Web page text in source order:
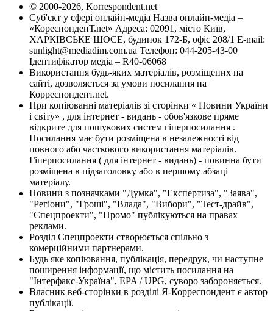
© 2000-2026, Korrespondent.net
Суб'єкт у сфері онлайн-медіа Назва онлайн-медіа –
«КореспонденТ.net» Адреса: 02091, місто Київ,
ХАРКІВСЬКЕ ШОСЕ, будинок 172-Б, офіс 208/1 E-mail:
sunlight@mediadim.com.ua Телефон: 044-205-43-00
Ідентифікатор медіа – R40-06068
Використання будь-яких матеріалів, розміщених на
сайті, дозволяється за умови посилання на
Корреспондент.net.
При копіюванні матеріалів зі сторінки « Новини України
і світу» , для інтернет - видань - обов'язкове пряме
відкрите для пошукових систем гіперпосилання .
Посилання має бути розміщена в незалежності від
повного або часткового використання матеріалів.
Гіперпосилання ( для інтернет - видань) - повинна бути
розміщена в підзаголовку або в першому абзаці
матеріалу.
Новини з позначками "Думка", "Експертиза", "Заява",
"Регіони", "Гроші", "Влада", "Вибори", "Тест-драйв",
"Спецпроекти", "Промо" публікуються на правах
реклами.
Розділ Спецпроекти створюється спільно з
комерційними партнерами.
Будь яке копіювання, публікація, передрук, чи наступне
поширення інформації, що містить посилання на
"Інтерфакс-Україна", EPA / UPG, суворо забороняється.
Власник веб-сторінки в розділі Я-Корреспондент є автор
публікації.